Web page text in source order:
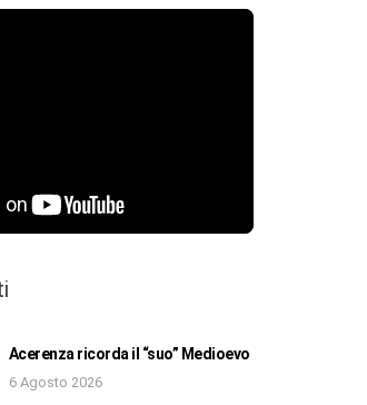
Acerenza ricorda il “suo” Medioevo
6 Agosto 2026